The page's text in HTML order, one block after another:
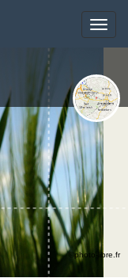
Toggle
©photo-libre.fr
Toggle